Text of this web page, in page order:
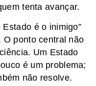
tenta avançar.
é o inimigo”
O ponto central não
Um Estado
é um problema;
não resolve.